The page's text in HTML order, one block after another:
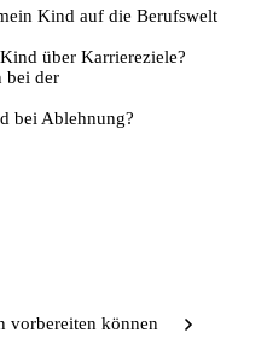
Kind auf die Berufswelt
über Karriereziele?
bei der
bei Ablehnung?
vorbereiten können